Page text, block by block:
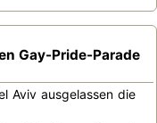
Gay-Pride-Parade
Aviv ausgelassen die